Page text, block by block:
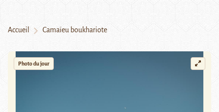
Accueil Camaïeu boukhariote
Photo du jour